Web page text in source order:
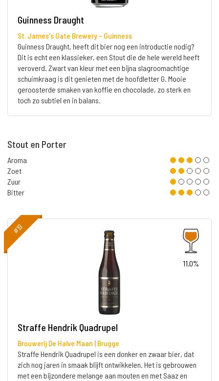
Guinness Draught
St. James's Gate Brewery - Guinness
Guinness Draught, heeft dit bier nog een introductie nodig?
Dit is echt een klassieker, een Stout die de hele wereld heeft
veroverd. Zwart van kleur met een bijna slagroomachtige
schuimkraag is dit genieten met de hoofdletter G. Mooie
geroosterde smaken van koffie en chocolade, zo sterk en
toch zo subtiel en in balans.
Stout en Porter
Aroma
Zoet
Zuur
Bitter
#19
11.0%
Straffe Hendrik Quadrupel
Brouwerij De Halve Maan | Brugge
Straffe Hendrik Quadrupel is een donker en zwaar bier, dat
zich nog jaren in smaak blijft ontwikkelen. Het is gebrouwen
met een bijzondere melange aan mouten en met Saaz en